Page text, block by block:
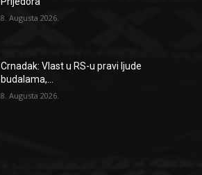
8. Augusta 2026.
Crnadak: Vlast u RS-u pravi ljude
budalama,...
8. Augusta 2026.